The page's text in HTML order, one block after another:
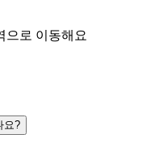
으로 이동해요
요?